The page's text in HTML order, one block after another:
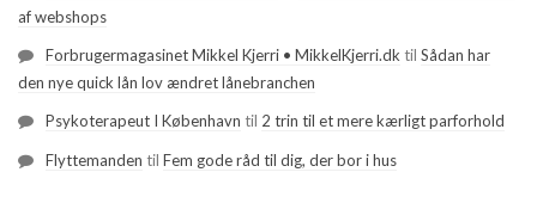
af webshops
Forbrugermagasinet Mikkel Kjerri • MikkelKjerri.dk til Sådan har
den nye quick lån lov ændret lånebranchen
Psykoterapeut I København til 2 trin til et mere kærligt parforhold
Flyttemanden til Fem gode råd til dig, der bor i hus